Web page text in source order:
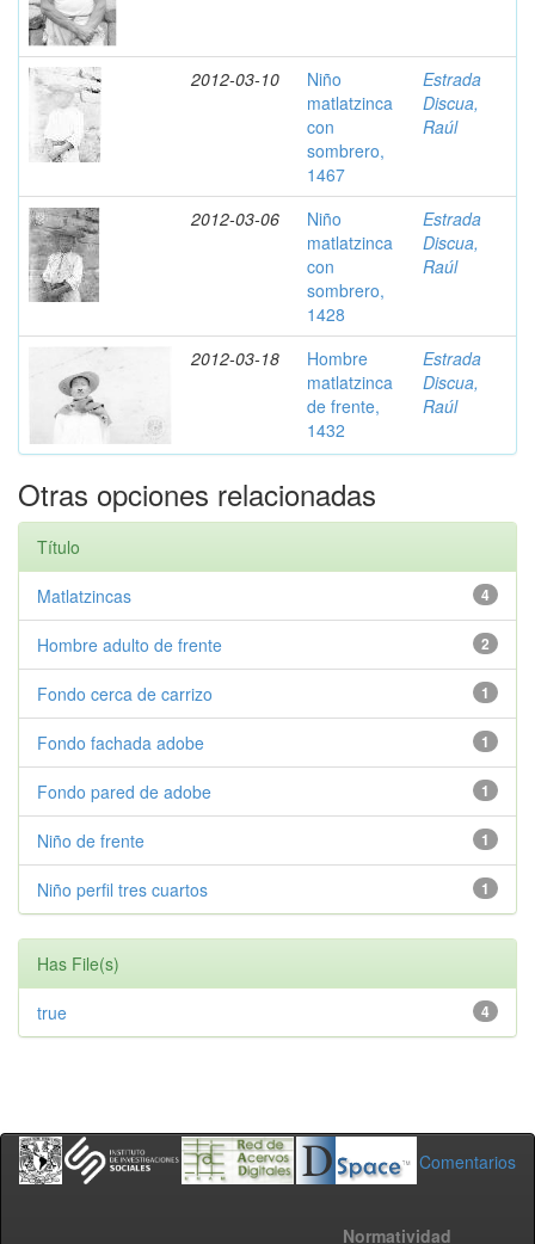
2012-03-10
Niño
matlatzinca
con
sombrero,
1467
Estrada
Discua,
Raúl
2012-03-06
Niño
matlatzinca
con
sombrero,
1428
Estrada
Discua,
Raúl
2012-03-18
Hombre
matlatzinca
de frente,
1432
Estrada
Discua,
Raúl
Otras opciones relacionadas
Título
4
Matlatzincas
2
Hombre adulto de frente
1
Fondo cerca de carrizo
1
Fondo fachada adobe
1
Fondo pared de adobe
1
Niño de frente
1
Niño perfil tres cuartos
Has File(s)
4
true
Comentarios
Normatividad